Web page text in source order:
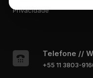
Privacidade
Telefone //
+55 11 3803-